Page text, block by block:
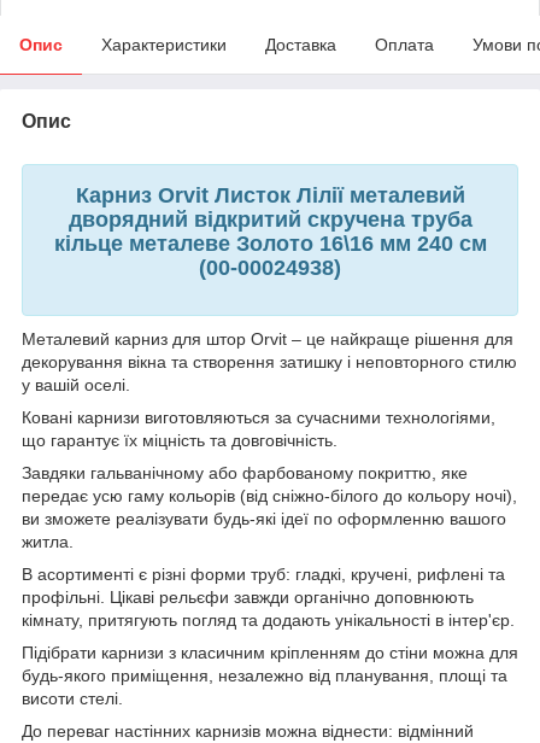
Опис Характеристики Доставка Оплата Умови
Опис
Карниз Orvit Листок Лілії металевий
дворядний відкритий скручена труба
кільце металеве Золото 16\16 мм 240 см
(00-00024938)
Металевий карниз для штор Orvit – це найкраще рішення для
декорування вікна та створення затишку і неповторного стилю
у вашій оселі.
Ковані карнизи виготовляються за сучасними технологіями,
що гарантує їх міцність та довговічність.
Завдяки гальванічному або фарбованому покриттю, яке
передає усю гаму кольорів (від сніжно-білого до кольору ночі),
ви зможете реалізувати будь-які ідеї по оформленню вашого
житла.
В асортименті є різні форми труб: гладкі, кручені, рифлені та
профільні. Цікаві рельєфи завжди органічно доповнюють
кімнату, притягують погляд та додають унікальності в інтер'єр.
Підібрати карнизи з класичним кріпленням до стіни можна для
будь-якого приміщення, незалежно від планування, площі та
висоти стелі.
До переваг настінних карнизів можна віднести: відмінний